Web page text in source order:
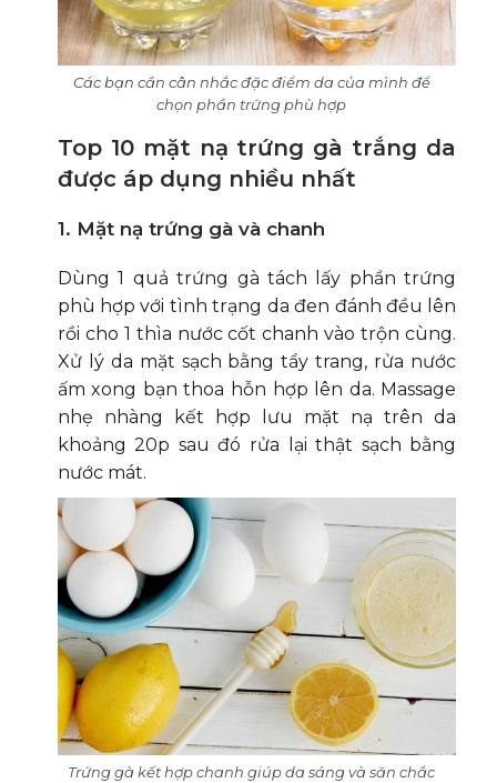
Các bạn cần cân nhắc đặc điểm da của mình để
chọn phần trứng phù hợp
Top 10 mặt nạ trứng gà trắng da
được áp dụng nhiều nhất
1. Mặt nạ trứng gà và chanh
Dùng 1 quả trứng gà tách lấy phần trứng
phù hợp với tình trạng da đen đánh đều lên
rồi cho 1 thìa nước cốt chanh vào trộn cùng.
Xử lý da mặt sạch bằng tẩy trang, rửa nước
ấm xong bạn thoa hỗn hợp lên da. Massage
nhẹ nhàng kết hợp lưu mặt nạ trên da
khoảng 20p sau đó rửa lại thật sạch bằng
nước mát.
Trứng gà kết hợp chanh giúp da sáng và săn chắc